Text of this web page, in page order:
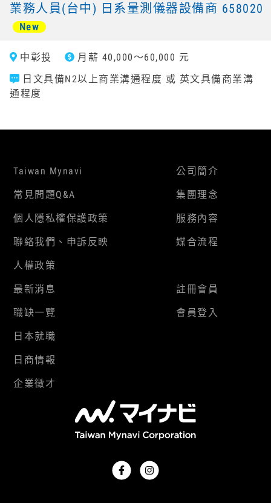
業務人員(台中) 日系量測儀器設備商 658020
New
中彰投
月薪 40,000～60,000 元
日文具備N2以上商業溝通程度 或 英文具備商業溝
通程度
Taiwan Mynavi
常見問題Q&A
個人隱私權保護政策
聯絡我們、申訴反映
人權政策
公司簡介
集團理念
服務內容
媒合流程
最新消息
職缺一覽
日本就職
日商情報
企業徵才
註冊會員
會員登入